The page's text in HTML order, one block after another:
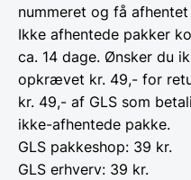
nummeret og få
Ikke afhentede pakker
ca. 14 dage. Ønsker du
opkrævet kr. 49,- for
kr. 49,- af GLS som
ikke-afhentede pakke.
GLS pakkeshop: 39 kr.
GLS erhverv: 39 kr.